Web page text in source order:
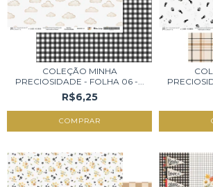
COLEÇÃO MINHA
PRECIOSIDADE - FOLHA 06 -...
R$6,25